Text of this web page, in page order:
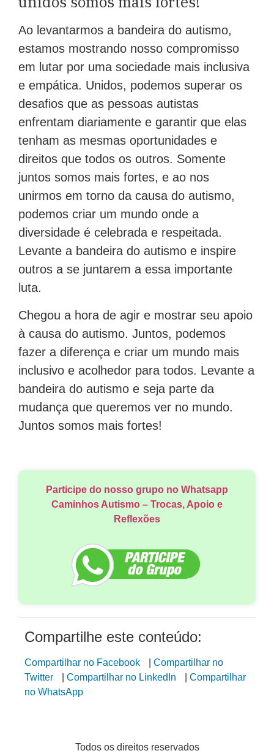
Ao levantarmos a bandeira do autismo,
estamos mostrando nosso compromisso
em lutar por uma sociedade mais inclusiva
e empática. Unidos, podemos superar os
desafios que as pessoas autistas
enfrentam diariamente e garantir que elas
tenham as mesmas oportunidades e
direitos que todos os outros. Somente
juntos somos mais fortes, e ao nos
unirmos em torno da causa do autismo,
podemos criar um mundo onde a
diversidade é celebrada e respeitada.
Levante a bandeira do autismo e inspire
outros a se juntarem a essa importante
luta.
Chegou a hora de agir e mostrar seu apoio
à causa do autismo. Juntos, podemos
fazer a diferença e criar um mundo mais
inclusivo e acolhedor para todos. Levante a
bandeira do autismo e seja parte da
mudança que queremos ver no mundo.
Juntos somos mais fortes!
Participe do nosso grupo no Whatsapp
Caminhos Autismo – Trocas, Apoio e
Reflexões
Compartilhe este conteúdo:
Compartilhar no Facebook
Compartilhar no
Twitter
Compartilhar no LinkedIn
Compartilhar
no WhatsApp
Todos os direitos reservados